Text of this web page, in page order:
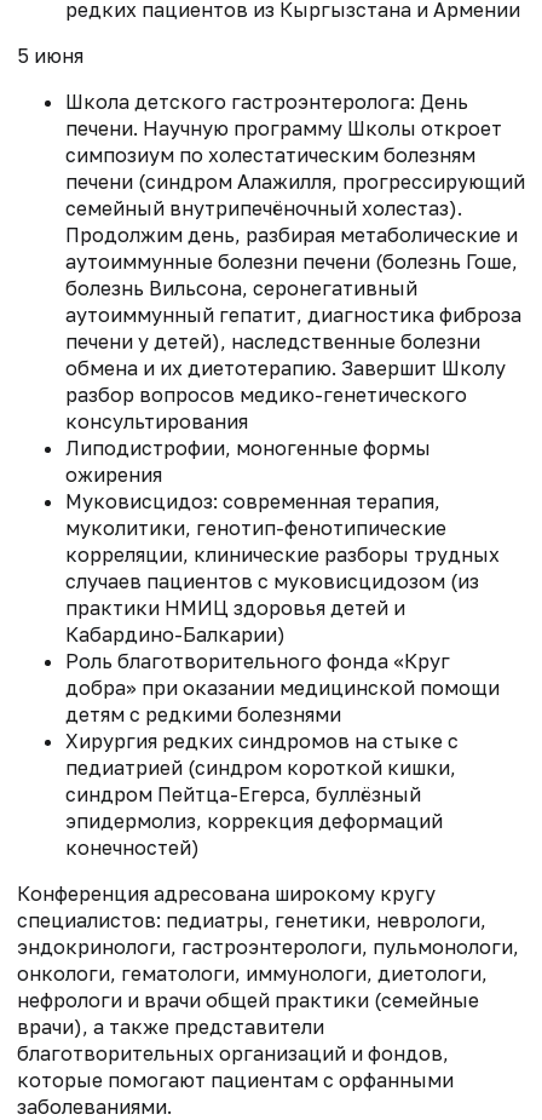
редких пациентов из Кыргызстана и Армении
5 июня
Школа детского гастроэнтеролога: День
печени. Научную программу Школы откроет
симпозиум по холестатическим болезням
печени (синдром Алажилля, прогрессирующий
семейный внутрипечёночный холестаз).
Продолжим день, разбирая метаболические и
аутоиммунные болезни печени (болезнь Гоше,
болезнь Вильсона, серонегативный
аутоиммунный гепатит, диагностика фиброза
печени у детей), наследственные болезни
обмена и их диетотерапию. Завершит Школу
разбор вопросов медико-генетического
консультирования
Липодистрофии, моногенные формы
ожирения
Муковисцидоз: современная терапия,
муколитики, генотип-фенотипические
корреляции, клинические разборы трудных
случаев пациентов с муковисцидозом (из
практики НМИЦ здоровья детей и
Кабардино-Балкарии)
Роль благотворительного фонда «Круг
добра» при оказании медицинской помощи
детям с редкими болезнями
Хирургия редких синдромов на стыке с
педиатрией (синдром короткой кишки,
синдром Пейтца-Егерса, буллёзный
эпидермолиз, коррекция деформаций
конечностей)
Конференция адресована широкому кругу
специалистов: педиатры, генетики, неврологи,
эндокринологи, гастроэнтерологи, пульмонологи,
онкологи, гематологи, иммунологи, диетологи,
нефрологи и врачи общей практики (семейные
врачи), а также представители
благотворительных организаций и фондов,
которые помогают пациентам с орфанными
заболеваниями.